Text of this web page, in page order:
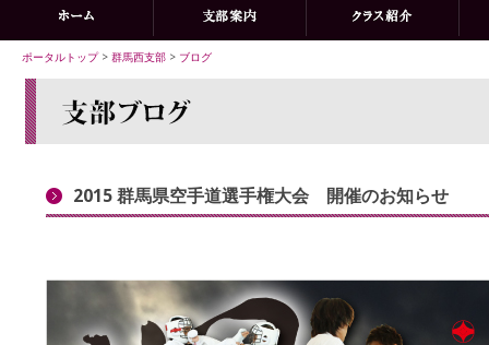
ポータルトップ> 群馬西支部 > ブログ
2015 群馬県空手道選手権大会 開催のお知らせ